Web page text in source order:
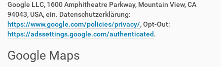
Google LLC, 1600 Amphitheatre Parkway, Mountain View, CA
94043, USA, ein. Datenschutzerklärung:
https://www.google.com/policies/privacy/, Opt-Out:
https://adssettings.google.com/authenticated.
Google Maps